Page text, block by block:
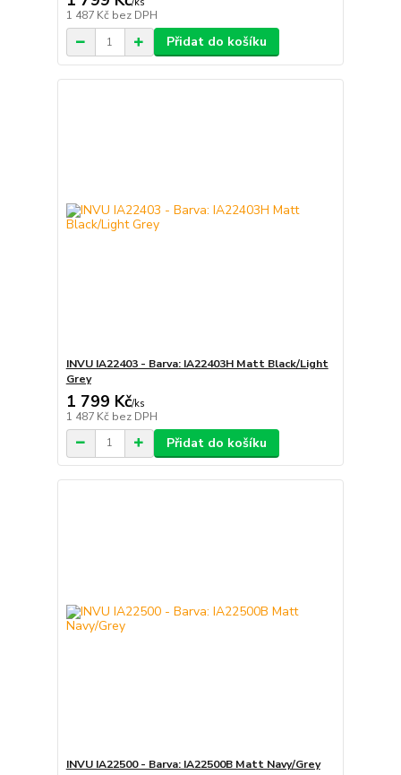
1 487 Kč bez DPH
Přidat do košíku
INVU IA22403 - Barva: IA22403H Matt Black/Light
Grey
1 799 Kč/ks
1 487 Kč bez DPH
Přidat do košíku
INVU IA22500 - Barva: IA22500B Matt Navy/Grey